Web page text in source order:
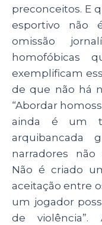
preconceitos. E
esportivo não
omissão
homofóbicas
exemplificam
de que não há
“Abordar
ainda é um
arquibancada
narradores
Não é criado
aceitação entre
um jogador
de violência”.